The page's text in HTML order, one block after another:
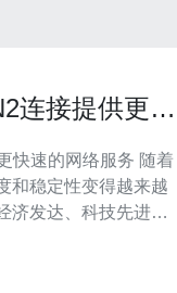
连接提供更快
的网络服务 随着
和稳定性变得越来越
济发达、科技先进的
，为用户提供更快